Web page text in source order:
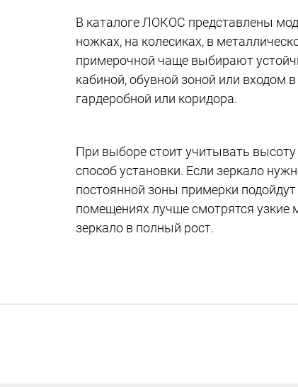
В каталоге ЛОКОС представлены
ножках, на колесиках, в
примерочной чаще выбирают
кабиной, обувной зоной или входом
гардеробной или коридора.
При выборе стоит учитывать
способ установки. Если зеркало
постоянной зоны примерки
помещениях лучше смотрятся
зеркало в полный рост.